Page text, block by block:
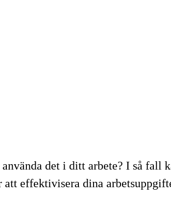
det i ditt arbete? I så fall
effektivisera dina